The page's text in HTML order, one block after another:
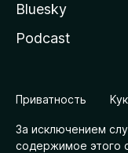
Bluesky
Podcast
Приватность
За исключением
содержимое этого